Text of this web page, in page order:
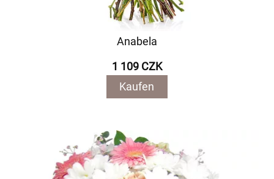
Anabela
1 109 CZK
Kaufen